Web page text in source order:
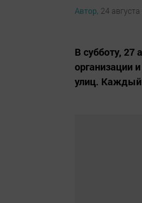
Автор, 24
В субботу, 27
организации
улиц. Каждый